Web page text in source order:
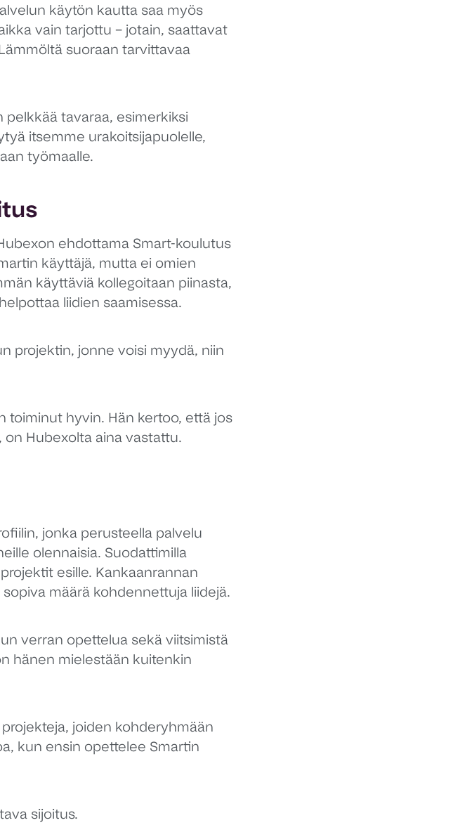
käytön kautta saa myös
vain tarjottu – jotain, saattavat
suoraan tarvittavaa
pelkkää tavaraa, esimerkiksi
itsemme urakoitsijapuolelle,
työmaalle.
ehdottama Smart-koulutus
käyttäjä, mutta ei omien
käyttäviä kollegoitaan piinasta,
liidien saamisessa.
projektin, jonne voisi myydä, niin
toiminut hyvin. Hän kertoo, että jos
Hubexolta aina vastattu.
jonka perusteella palvelu
olennaisia. Suodattimilla
esille. Kankaanrannan
määrä kohdennettuja liidejä.
verran opettelua sekä viitsimistä
hänen mielestään kuitenkin
joiden kohderyhmään
kun ensin opettelee Smartin
sijoitus.